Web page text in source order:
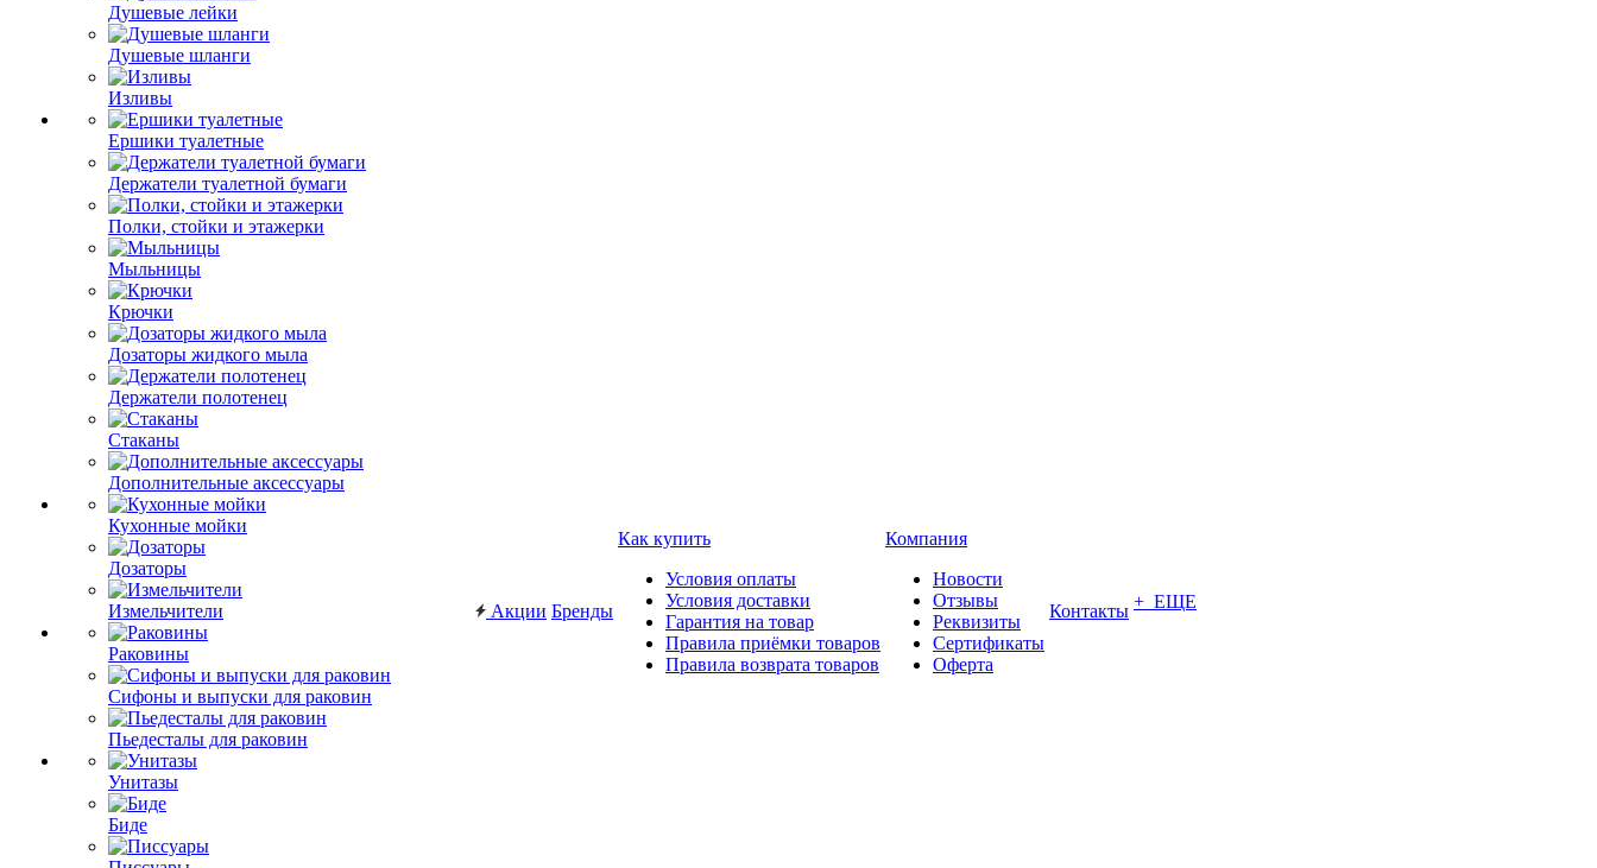
Душевые лейки
Душевые шланги
Изливы
Ершики туалетные
Держатели туалетной бумаги
Полки, стойки и этажерки
Мыльницы
Крючки
Дозаторы жидкого мыла
Держатели полотенец
Стаканы
Дополнительные аксессуары
Кухонные мойки
Дозаторы
Измельчители
Раковины
Сифоны и выпуски для раковин
Пьедесталы для раковин
Унитазы
Биде
Акции Бренды
Как купить
Условия оплаты
Условия доставки
Гарантия на товар
Правила приёмки товаров
Правила возврата товаров
Компания
Новости
Отзывы
Реквизиты
Сертификаты
Оферта
Контакты + ЕЩЕ